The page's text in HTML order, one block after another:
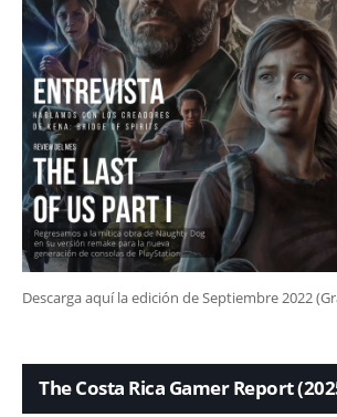
Descarga aquí la edición de Septiembre 2022
The Costa Rica Gamer Report